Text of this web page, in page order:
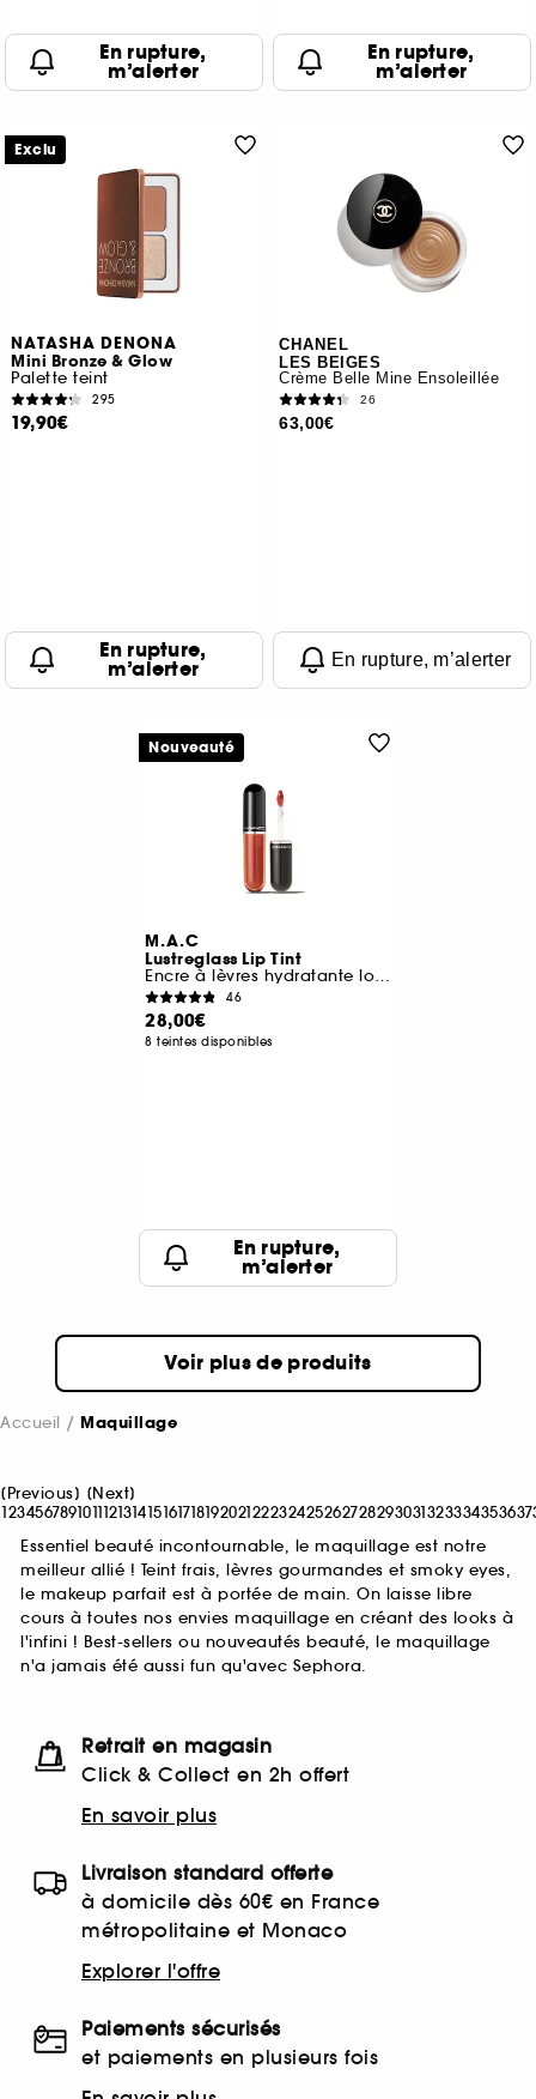
En rupture,
m’alerter
En rupture,
m’alerter
NATASHA DENONA
Mini Bronze & Glow
Palette teint
295
19,90€
En rupture,
m’alerter
Exclu
CHANEL
LES BEIGES
Crème Belle Mine Ensoleillée
26
63,00€
En rupture, m’alerter
M.A.C
Lustreglass Lip Tint
Encre à lèvres hydratante longue tenue
46
28,00€
8 teintes disponibles
En rupture,
m’alerter
Nouveauté
Voir plus de produits
Accueil Maquillage
[Previous] [Next]
12345678910111213141516171819202122232425262728293031323334353637
Essentiel beauté incontournable, le maquillage est notre
meilleur allié ! Teint frais, lèvres gourmandes et smoky eyes,
le makeup parfait est à portée de main. On laisse libre
cours à toutes nos envies maquillage en créant des looks à
l'infini ! Best-sellers ou nouveautés beauté, le maquillage
n'a jamais été aussi fun qu'avec Sephora.
Retrait en magasin
Click & Collect en 2h offert
En savoir plus
Livraison standard offerte
à domicile dès 60€ en France
métropolitaine et Monaco
Explorer l'offre
Paiements sécurisés
et paiements en plusieurs fois